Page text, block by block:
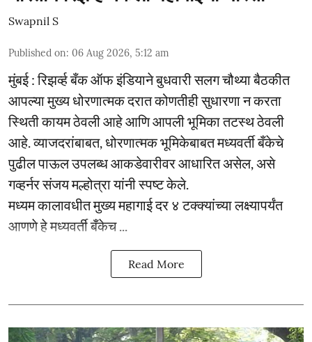
Swapnil S
Published on: 06 Aug 2026, 5:12 am
मुंबई : रिझर्व्ह बँक ऑफ इंडियाने बुधवारी सलग चौथ्या बैठकीत
आपल्या मुख्य धोरणात्मक दरात कोणतीही सुधारणा न करता
स्थिती कायम ठेवली आहे आणि आपली भूमिका तटस्थ ठेवली
आहे. व्याजदरांबाबत, धोरणात्मक भूमिकेबाबत मध्यवर्ती बँकेचे
पुढील पाऊल उपलब्ध आकडेवारीवर आधारित असेल, असे
गव्हर्नर संजय मल्होत्रा यांनी स्पष्ट केले.
मध्यम कालावधीत मुख्य महागाई दर ४ टक्क्यांच्या लक्ष्यापर्यंत
आणणे हे मध्यवर्ती बँकेच ...
Read More